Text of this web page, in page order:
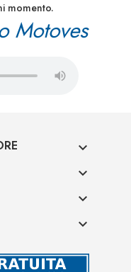
momento.
Motoves



